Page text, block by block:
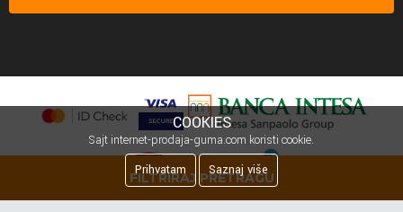
FILTRIRAJ PRETRAGU
COOKIES
Sajt internet-prodaja-guma.com koristi cookie.
Prihvatam
Saznaj više